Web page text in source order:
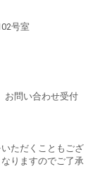
号室
お問い合わせ受付
ただくこともござ
りますのでご了承